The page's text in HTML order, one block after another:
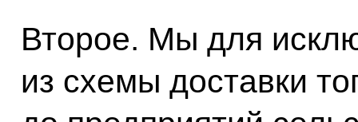
Второе. Мы для
из схемы доставки